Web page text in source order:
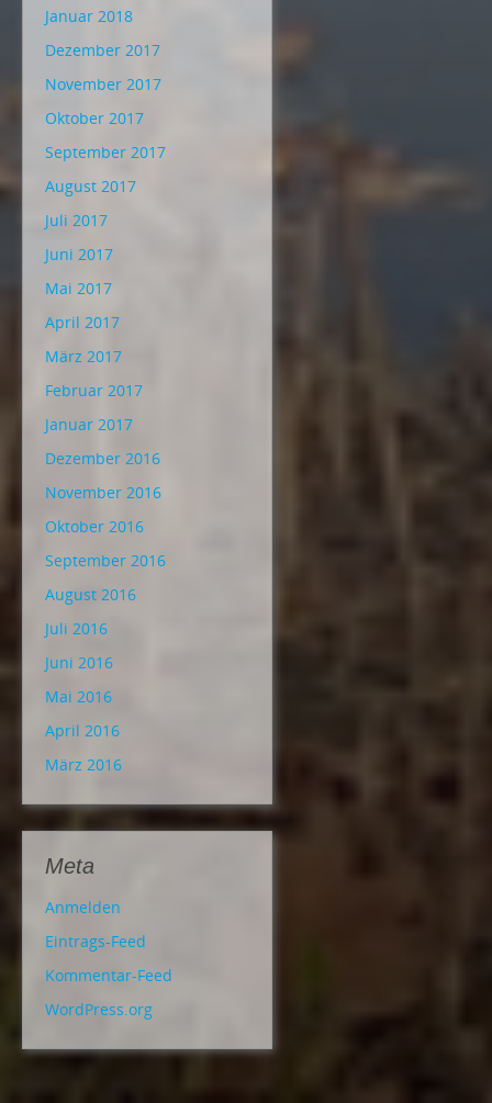
Januar 2018
Dezember 2017
November 2017
Oktober 2017
September 2017
August 2017
Juli 2017
Juni 2017
Mai 2017
April 2017
März 2017
Februar 2017
Januar 2017
Dezember 2016
November 2016
Oktober 2016
September 2016
August 2016
Juli 2016
Juni 2016
Mai 2016
April 2016
März 2016
Meta
Anmelden
Eintrags-Feed
Kommentar-Feed
WordPress.org